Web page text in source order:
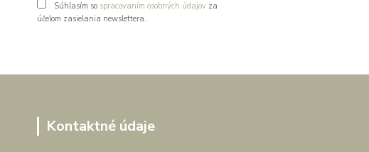
Súhlasím so spracovaním osobných údajov za
účelom zasielania newslettera.
Kontaktné údaje